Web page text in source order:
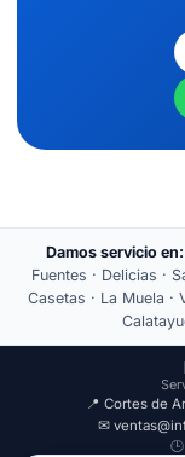
Damos servicio en:
Fuentes · Delicias ·
Casetas · La Muela ·
📍 Cortes de
✉